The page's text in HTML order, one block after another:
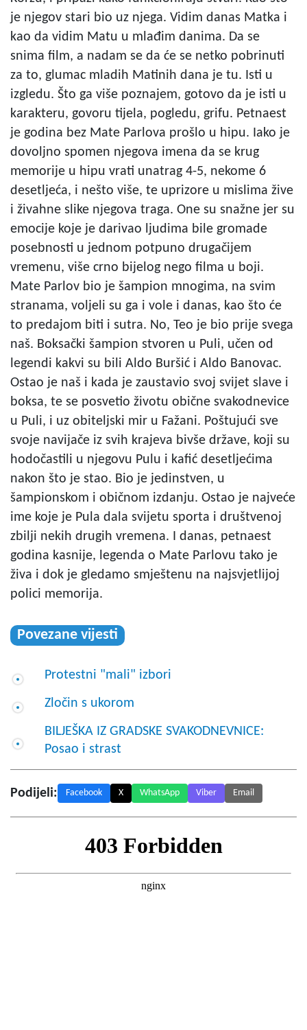
je njegov stari bio uz njega. Vidim danas Matka i
kao da vidim Matu u mlađim danima. Da se
snima film, a nadam se da će se netko pobrinuti
za to, glumac mladih Matinih dana je tu. Isti u
izgledu. Što ga više poznajem, gotovo da je isti u
karakteru, govoru tijela, pogledu, grifu. Petnaest
je godina bez Mate Parlova prošlo u hipu. Iako je
dovoljno spomen njegova imena da se krug
memorije u hipu vrati unatrag 4-5, nekome 6
desetljeća, i nešto više, te uprizore u mislima žive
i živahne slike njegova traga. One su snažne jer su
emocije koje je darivao ljudima bile gromade
posebnosti u jednom potpuno drugačijem
vremenu, više crno bijelog nego filma u boji.
Mate Parlov bio je šampion mnogima, na svim
stranama, voljeli su ga i vole i danas, kao što će
to predajom biti i sutra. No, Teo je bio prije svega
naš. Boksački šampion stvoren u Puli, učen od
legendi kakvi su bili Aldo Buršić i Aldo Banovac.
Ostao je naš i kada je zaustavio svoj svijet slave i
boksa, te se posvetio životu obične svakodnevice
u Puli, i uz obiteljski mir u Fažani. Poštujući sve
svoje navijače iz svih krajeva bivše države, koji su
hodočastili u njegovu Pulu i kafić desetljećima
nakon što je stao. Bio je jedinstven, u
šampionskom i običnom izdanju. Ostao je najveće
ime koje je Pula dala svijetu sporta i društvenoj
zbilji nekih drugih vremena. I danas, petnaest
godina kasnije, legenda o Mate Parlovu tako je
živa i dok je gledamo smještenu na najsvjetlijoj
polici memorija.
Povezane vijesti
Protestni "mali" izbori
Zločin s ukorom
BILJEŠKA IZ GRADSKE SVAKODNEVNICE:
Posao i strast
Podijeli: Facebook X WhatsApp Viber Email